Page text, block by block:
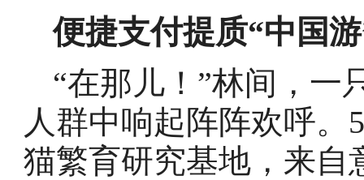
便捷支付提质“中国
“在那儿！”林间，一
人群中响起阵阵欢呼
猫繁育研究基地，来自